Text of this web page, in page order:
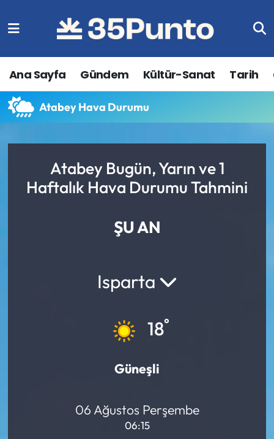
Ana Sayfa Gündem Kültür-Sanat Tarih
Atabey Hava Durumu
Atabey Bugün, Yarın ve 1
Haftalık Hava Durumu Tahmini
ŞU AN
Isparta
18°
Güneşli
06 Ağustos Perşembe
06:15